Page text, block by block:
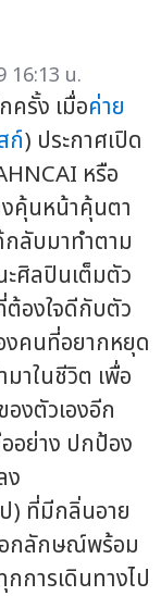
16:13 น.
ครั้ง เมื่อค่าย
ก์) ประกาศเปิด
หรือ
คุ้นหน้าคุ้นตา
กลับมาทำตาม
ะศิลปินเต็มตัว
องใจดีกับตัว
งคนที่อยากหยุด
าในชีวิต เพื่อ
งตัวเองอีก
อย่าง ปกป้อง
ง
) ที่มีกลิ่นอาย
อกลักษณ์พร้อม
การเดินทางไป